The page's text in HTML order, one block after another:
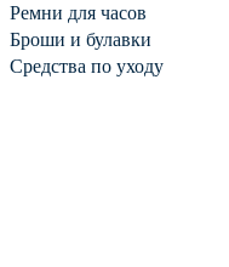
Ремни для часов
Броши и булавки
Средства по уходу